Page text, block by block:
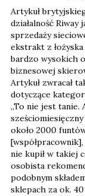
Artykuł
działalność
sprzedaży
ekstrakt z
bardzo wysokich
biznesowej
Artykuł zwracał
dotyczące
„To nie jest tanie.
około 2000
nie kupił w takiej
osobista
podobnym
sklepach za ok.